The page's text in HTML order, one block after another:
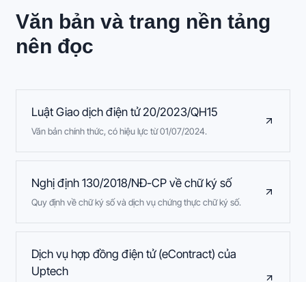
Văn bản và trang nền tảng
nên đọc
Luật Giao dịch điện tử 20/2023/QH15
Văn bản chính thức, có hiệu lực từ 01/07/2024.
Nghị định 130/2018/NĐ-CP về chữ ký số
Quy định về chữ ký số và dịch vụ chứng thực chữ ký số.
Dịch vụ hợp đồng điện tử (eContract) của
Uptech